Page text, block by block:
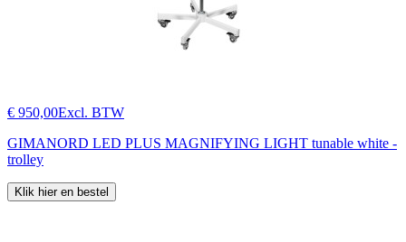
€ 950,00Excl. BTW
GIMANORD LED PLUS MAGNIFYING LIGHT tunable white -
trolley
Klik hier en bestel